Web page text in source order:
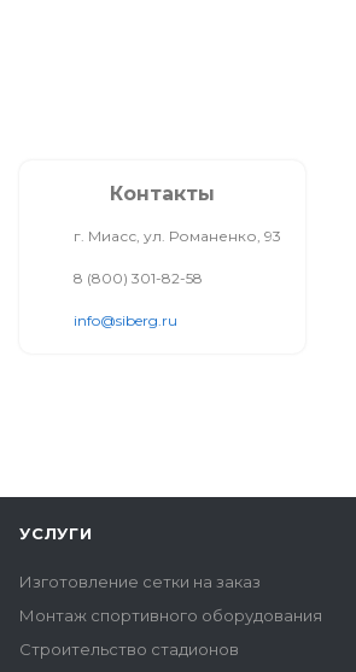
Контакты
г. Миасс, ул. Романенко, 93
8 (800) 301-82-58
info@siberg.ru
УСЛУГИ
Изготовление сетки на заказ
Монтаж спортивного оборудования
Строительство стадионов